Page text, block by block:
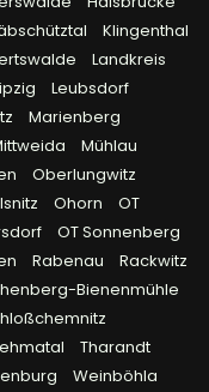
Klingenthal
Landkreis
Leubsdorf
Marienberg
Mühlau
Oberlungwitz
Ohorn
OT
OT Sonnenberg
Rabenau
Rackwitz
Bienenmühle
Tharandt
Weinböhla